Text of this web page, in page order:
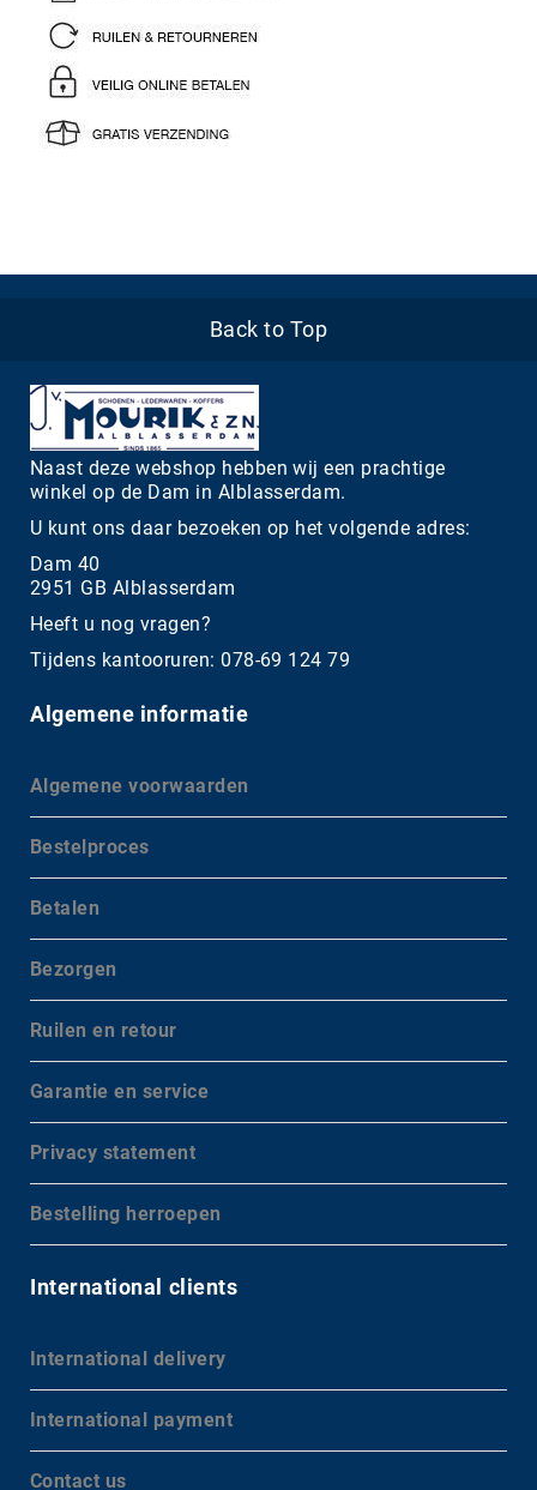
Back to Top
Naast deze webshop hebben wij een prachtige
winkel op de Dam in Alblasserdam.
U kunt ons daar bezoeken op het volgende adres:
Dam 40
2951 GB Alblasserdam
Heeft u nog vragen?
Tijdens kantooruren: 078-69 124 79
Algemene informatie
Algemene voorwaarden
Bestelproces
Betalen
Bezorgen
Ruilen en retour
Garantie en service
Privacy statement
Bestelling herroepen
International clients
International delivery
International payment
Contact us